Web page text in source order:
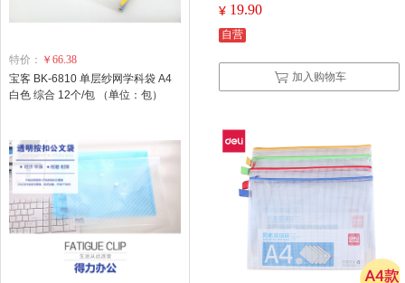
¥ 19.90
自营
加入购物车
特价： ￥66.38
宝客 BK-6810 单层纱网学科袋 A4
白色 综合 12个/包 （单位：包）